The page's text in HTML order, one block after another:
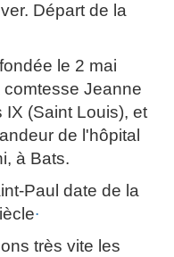
Départ de la
le 2 mai
Jeanne
(Saint Louis), et
de l'hôpital
à Bats.
Paul date de la
.
très vite les